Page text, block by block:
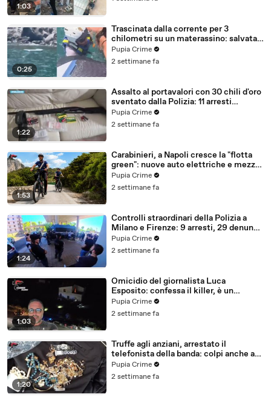
1:03
0:25
Trascinata dalla corrente per 3
chilometri su un materassino: salvata
dalla Polizia (25.07.26)
Pupia Crime
2 settimane fa
1:22
Assalto al portavalori con 30 chili d'oro
sventato dalla Polizia: 11 arresti
(25.07.26)
Pupia Crime
2 settimane fa
1:53
Carabinieri, a Napoli cresce la "flotta
green": nuove auto elettriche e mezzi
sostenibili anche sulle isole (25.07.26)
Pupia Crime
2 settimane fa
1:24
Controlli straordinari della Polizia a
Milano e Firenze: 9 arresti, 29 denunce
e oltre 7mila persone identificate
(25.07.26)
Pupia Crime
2 settimane fa
1:03
Omicidio del giornalista Luca
Esposito: confessa il killer, è un
26enne tunisino (25.07.26)
Pupia Crime
2 settimane fa
1:20
Truffe agli anziani, arrestato il
telefonista della banda: colpi anche ad
Aversa, oltre 300mila euro il bottino
stimato (24.07.26)
Pupia Crime
2 settimane fa